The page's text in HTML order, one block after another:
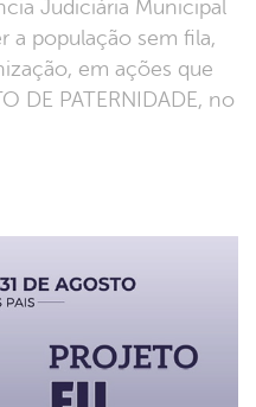
Judiciária Municipal
a população sem fila,
em ações que
DE PATERNIDADE, no